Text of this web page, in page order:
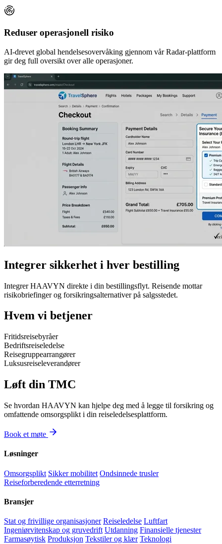
Reduser operasjonell risiko
AI-drevet global hendelsesovervåking gjennom vår Radar-plattform
gir deg full oversikt over alle operasjoner.
Integrer sikkerhet i hver bestilling
Integrer HAAVYN direkte i din bestillingsflyt. Reisende mottar
risikobriefinger og forsikringsalternativer på salgsstedet.
Hvem vi betjener
Fritidsreisebyråer
Bedriftsreiseledelse
Reisegruppearrangører
Luksusreiseleverandører
Løft din TMC
Se hvordan HAAVYN kan hjelpe deg med å legge til forsikring og
omfattende omsorgsplikt i din reiseledelsesplattform.
Book et møte
Løsninger
Omsorgsplikt Sikker mobilitet Ondsinnede trusler
Reiseforberedende etterretning
Bransjer
Stat og frivillige organisasjoner Reiseledelse Luftfart
Ingeniørvitenskap og gruvedrift Utdanning Finansielle tjenester
Farmasøytisk Produksjon Tekstiler og klær Teknologi